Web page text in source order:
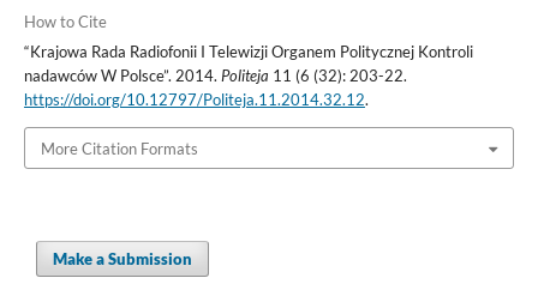
How to Cite
“Krajowa Rada Radiofonii I Telewizji Organem Politycznej Kontroli
nadawców W Polsce”. 2014. Politeja 11 (6 (32): 203-22.
https://doi.org/10.12797/Politeja.11.2014.32.12.
More Citation Formats
Make a Submission